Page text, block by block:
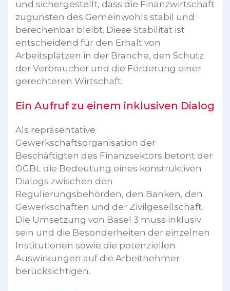
und sichergestellt, dass die Finanzwirtschaft
zugunsten des Gemeinwohls stabil und
berechenbar bleibt. Diese Stabilität ist
entscheidend für den Erhalt von
Arbeitsplätzen in der Branche, den Schutz
der Verbraucher und die Förderung einer
gerechteren Wirtschaft.
Ein Aufruf zu einem inklusiven Dialog
Als repräsentative
Gewerkschaftsorganisation der
Beschäftigten des Finanzsektors betont der
OGBL die Bedeutung eines konstruktiven
Dialogs zwischen den
Regulierungsbehörden, den Banken, den
Gewerkschaften und der Zivilgesellschaft.
Die Umsetzung von Basel 3 muss inklusiv
sein und die Besonderheiten der einzelnen
Institutionen sowie die potenziellen
Auswirkungen auf die Arbeitnehmer
berücksichtigen.